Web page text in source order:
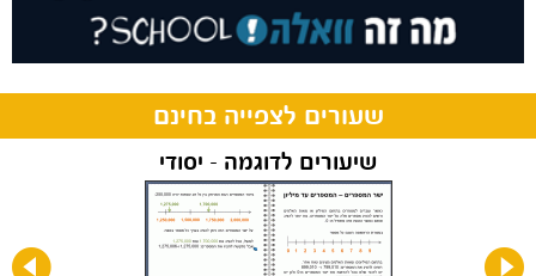
שעורים לצפייה בחינם
שיעורים לדוגמה - יסודי